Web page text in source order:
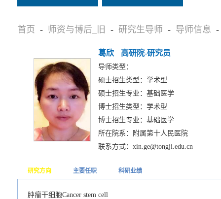
名单_旧
首页 - 师资与博后_旧 - 研究生导师 - 导师信息 -
葛欣 高研院-研究员
导师类型：
硕士招生类型：学术型
硕士招生专业：基础医学
博士招生类型：学术型
博士招生专业：基础医学
所在院系：附属第十人民医院
联系方式：xin.ge@tongji.edu.cn
研究方向 主要任职 科研业绩
肿瘤干细胞Cancer stem cell